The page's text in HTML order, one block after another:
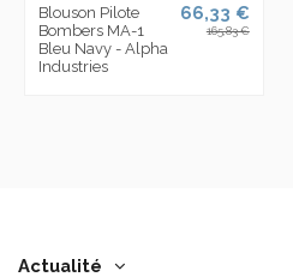
Blouson Pilote
Bombers MA-1
Bleu Navy - Alpha
Industries
66,33 €
165,83 €
Actualité